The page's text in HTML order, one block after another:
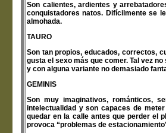
Son calientes, ardientes y
conquistadores natos. Difícilmente se
almohada.
TAURO
Son tan propios, educados, correctos,
gusta el sexo más que comer. Tal vez
y con alguna variante no demasiado
GEMINIS
Son muy imaginativos, románticos,
intelectualidad y son capaces de
quedar en la calle antes que perder el
provoca “problemas de